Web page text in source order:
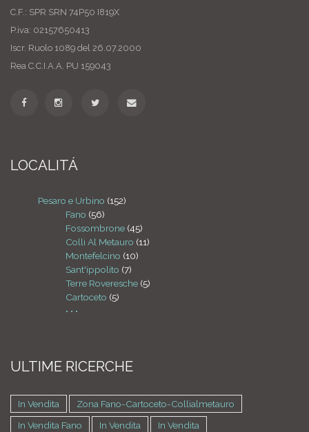
C.F.: SPR SRN 74P50 I819X
P.iva: 02157650413
Iscr. Ruolo 1089 del 26.07.2000
Rea C.C.I.A.A. PU 159043
LOCALITÁ
Pesaro e Urbino (152)
Fano (56)
Fossombrone (45)
Colli Al Metauro (11)
Montefelcino (10)
Sant'ippolito (7)
Terre Roveresche (5)
Cartoceto (5)
• • •
ULTIME RICERCHE
In Vendita
Zona Fano-Cartoceto-Collialmetauro
In Vendita Fano
In Vendita In Vendita